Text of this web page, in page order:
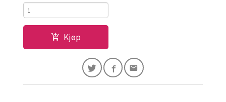
Kjøp